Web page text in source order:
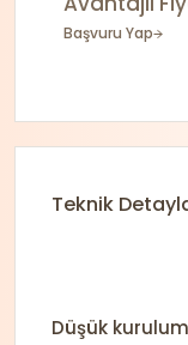
Başvuru Yap
Teknik
Düşük